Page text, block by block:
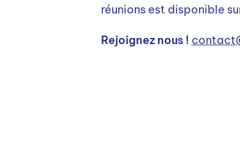
réunions est disponible
Rejoignez nous !